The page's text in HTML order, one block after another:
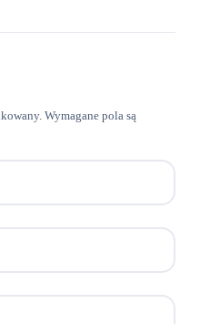
Wymagane pola są